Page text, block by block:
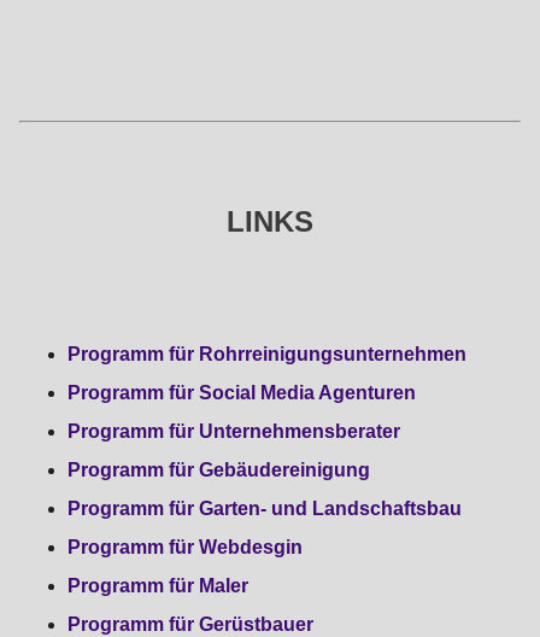
LINKS
Programm für Rohrreinigungsunternehmen
Programm für Social Media Agenturen
Programm für Unternehmensberater
Programm für Gebäudereinigung
Programm für Garten- und Landschaftsbau
Programm für Webdesgin
Programm für Maler
Programm für Gerüstbauer